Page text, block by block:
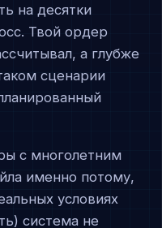
на десятки
Твой ордер
а глубже
сценарии
с многолетним
именно потому,
условиях
система не